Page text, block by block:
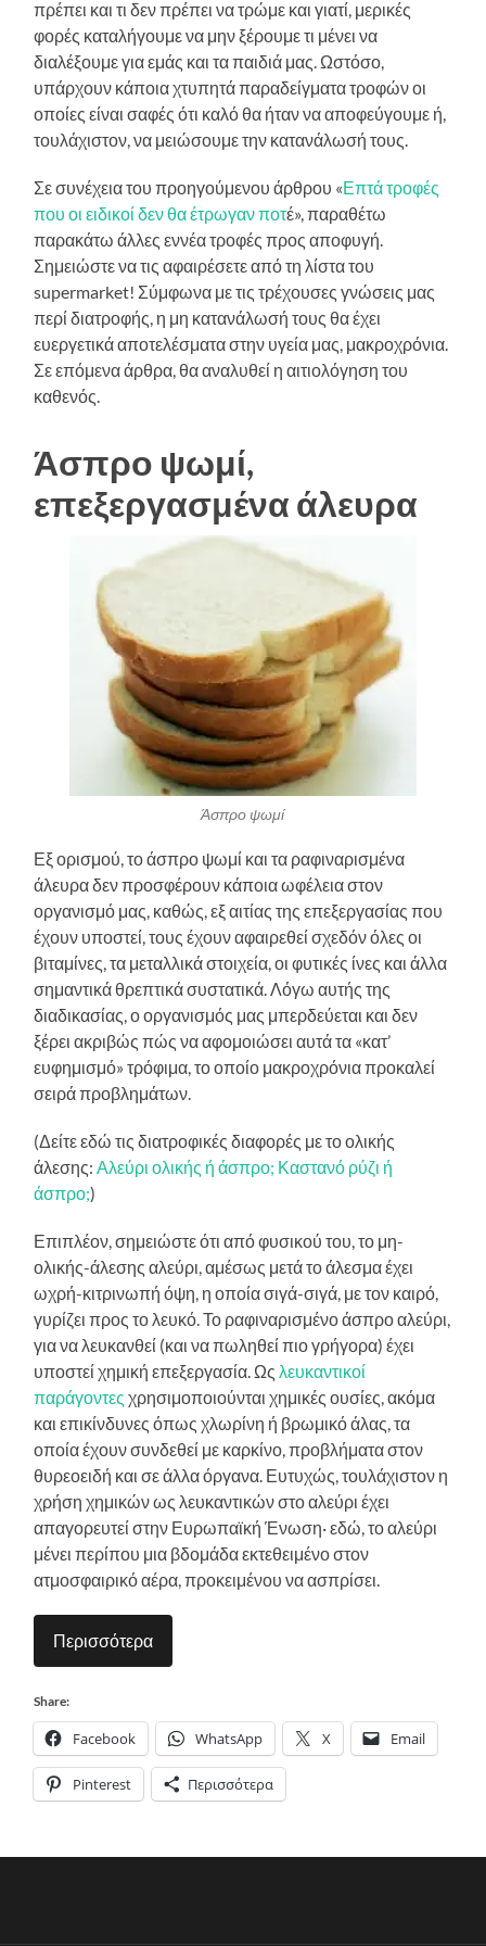
πρέπει και τι δεν πρέπει να τρώμε και γιατί, μερικές
φορές καταλήγουμε να μην ξέρουμε τι μένει να
διαλέξουμε για εμάς και τα παιδιά μας. Ωστόσο,
υπάρχουν κάποια χτυπητά παραδείγματα τροφών οι
οποίες είναι σαφές ότι καλό θα ήταν να αποφεύγουμε ή,
τουλάχιστον, να μειώσουμε την κατανάλωσή τους.
Σε συνέχεια του προηγούμενου άρθρου «Επτά τροφές
που οι ειδικοί δεν θα έτρωγαν ποτέ», παραθέτω
παρακάτω άλλες εννέα τροφές προς αποφυγή.
Σημειώστε να τις αφαιρέσετε από τη λίστα του
supermarket! Σύμφωνα με τις τρέχουσες γνώσεις μας
περί διατροφής, η μη κατανάλωσή τους θα έχει
ευεργετικά αποτελέσματα στην υγεία μας, μακροχρόνια.
Σε επόμενα άρθρα, θα αναλυθεί η αιτιολόγηση του
καθενός.
Άσπρο ψωμί,
επεξεργασμένα άλευρα
Άσπρο ψωμί
Εξ ορισμού, το άσπρο ψωμί και τα ραφιναρισμένα
άλευρα δεν προσφέρουν κάποια ωφέλεια στον
οργανισμό μας, καθώς, εξ αιτίας της επεξεργασίας που
έχουν υποστεί, τους έχουν αφαιρεθεί σχεδόν όλες οι
βιταμίνες, τα μεταλλικά στοιχεία, οι φυτικές ίνες και άλλα
σημαντικά θρεπτικά συστατικά. Λόγω αυτής της
διαδικασίας, ο οργανισμός μας μπερδεύεται και δεν
ξέρει ακριβώς πώς να αφομοιώσει αυτά τα «κατ’
ευφημισμό» τρόφιμα, το οποίο μακροχρόνια προκαλεί
σειρά προβλημάτων.
(Δείτε εδώ τις διατροφικές διαφορές με το ολικής
άλεσης:Αλεύρι ολικής ή άσπρο; Καστανό ρύζι ή
άσπρο;)
Επιπλέον, σημειώστε ότι από φυσικού του, το μη-
ολικής-άλεσης αλεύρι, αμέσως μετά το άλεσμα έχει
ωχρή-κιτρινωπή όψη, η οποία σιγά-σιγά, με τον καιρό,
γυρίζει προς το λευκό. Το ραφιναρισμένο άσπρο αλεύρι,
για να λευκανθεί (και να πωληθεί πιο γρήγορα) έχει
υποστεί χημική επεξεργασία. Ωςλευκαντικοί
παράγοντες χρησιμοποιούνται χημικές ουσίες, ακόμα
και επικίνδυνες όπως χλωρίνη ή βρωμικό άλας, τα
οποία έχουν συνδεθεί με καρκίνο, προβλήματα στον
θυρεοειδή και σε άλλα όργανα. Ευτυχώς, τουλάχιστον η
χρήση χημικών ως λευκαντικών στο αλεύρι έχει
απαγορευτεί στην Ευρωπαϊκή Ένωση· εδώ, το αλεύρι
μένει περίπου μια βδομάδα εκτεθειμένο στον
ατμοσφαιρικό αέρα, προκειμένου να ασπρίσει.
Περισσότερα
Share:
Facebook WhatsApp X Email
Pinterest Περισσότερα